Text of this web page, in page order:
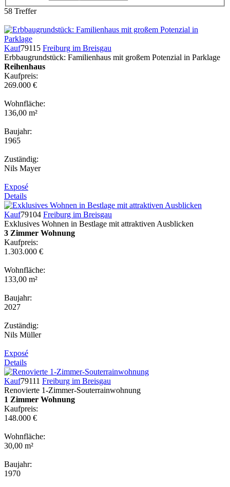
58 Treffer
Kauf79115 Freiburg im Breisgau
Erbbaugrundstück: Familienhaus mit großem Potenzial in Parklage
Reihenhaus
Kaufpreis:
269.000 €
Wohnfläche:
136,00 m²
Baujahr:
1965
Zuständig:
Nils Mayer
Exposé
Details
Kauf79104 Freiburg im Breisgau
Exklusives Wohnen in Bestlage mit attraktiven Ausblicken
3 Zimmer Wohnung
Kaufpreis:
1.303.000 €
Wohnfläche:
133,00 m²
Baujahr:
2027
Zuständig:
Nils Müller
Exposé
Details
Kauf79111 Freiburg im Breisgau
Renovierte 1-Zimmer-Souterrainwohnung
1 Zimmer Wohnung
Kaufpreis:
148.000 €
Wohnfläche:
30,00 m²
Baujahr:
1970